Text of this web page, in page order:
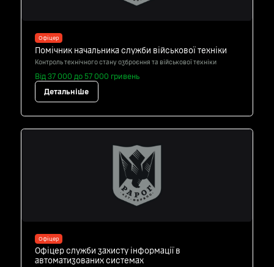
Офіцер
Помічник начальника служби військової техніки
Контроль технічного стану озброєння та військової техніки
Від 37 000 до 57 000 гривень
Детальніше
Офіцер
Офіцер служби захисту інформації в
автоматизованих системах